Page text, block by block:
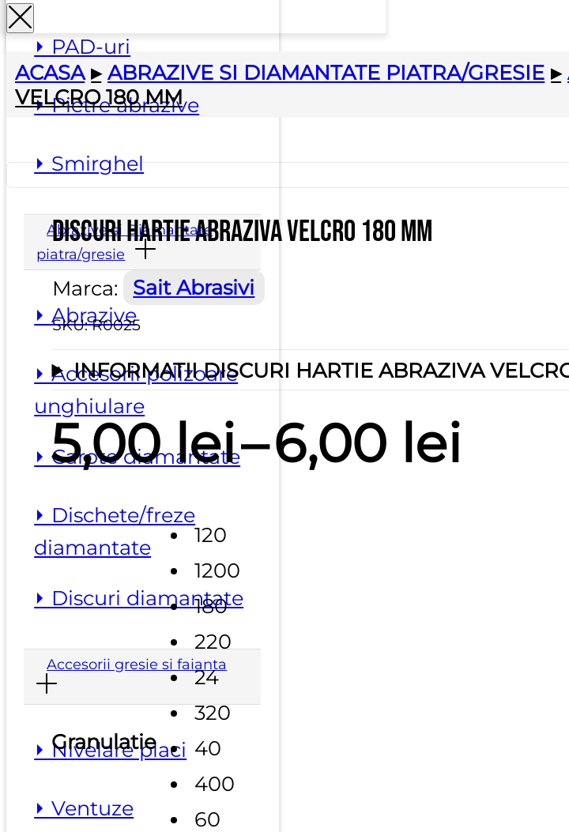
⏵ PAD-uri
⏵ Pietre abrazive
⏵ Smirghel
Abrazive si Diamantate
piatra/gresie
⏵ Abrazive
⏵ Accesorii polizoare
unghiulare
⏵ Carote diamantate
⏵ Dischete/freze
diamantate
⏵ Discuri diamantate
Accesorii gresie si faianta
⏵ Nivelare placi
⏵ Ventuze
ACASA ▸ ABRAZIVE SI DIAMANTATE PIATRA/GRESIE ▸
VELCRO 180 MM
Discuri hartie abraziva velcro 180 mm
Marca: Sait Abrasivi
SKU:R0025
INFORMATII DISCURI HARTIE ABRAZIVA
5,00lei–6,00 lei
Granulatie
120
1200
180
220
24
320
40
400
60